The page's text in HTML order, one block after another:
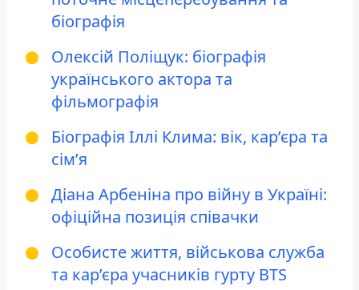
біографія
Олексій Поліщук: біографія
українського актора та
фільмографія
Біографія Іллі Клима: вік, кар’єра та
сім’я
Діана Арбеніна про війну в Україні:
офіційна позиція співачки
Особисте життя, військова служба
та кар’єра учасників гурту BTS